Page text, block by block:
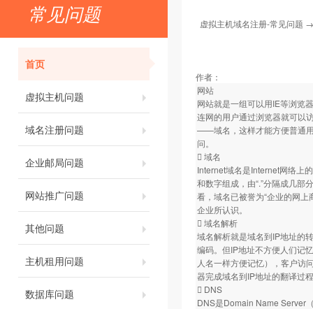
常见问题
首页
虚拟主机问题
域名注册问题
企业邮局问题
网站推广问题
其他问题
主机租用问题
数据库问题
虚拟主机域名注册-常见问题
作者：
网站
网站就是一组可以用IE等浏览
连网的用户通过浏览器就可以
——域名，这样才能方便普通
问。
 域名
Internet域名是Internet网络上
和数字组成，由“.”分隔成几部
看，域名已被誉为“企业的网
企业所认识。
 域名解析
域名解析就是域名到IP地址的
编码。但IP地址不方便人们记
人名一样方便记忆），客户访
器完成域名到IP地址的翻译过
 DNS
DNS是Domain Name Server